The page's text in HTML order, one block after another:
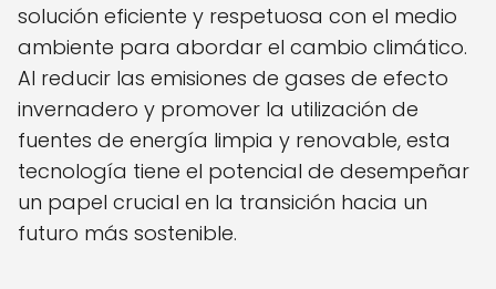
solución eficiente y respetuosa con el medio
ambiente para abordar el cambio climático.
Al reducir las emisiones de gases de efecto
invernadero y promover la utilización de
fuentes de energía limpia y renovable, esta
tecnología tiene el potencial de desempeñar
un papel crucial en la transición hacia un
futuro más sostenible.